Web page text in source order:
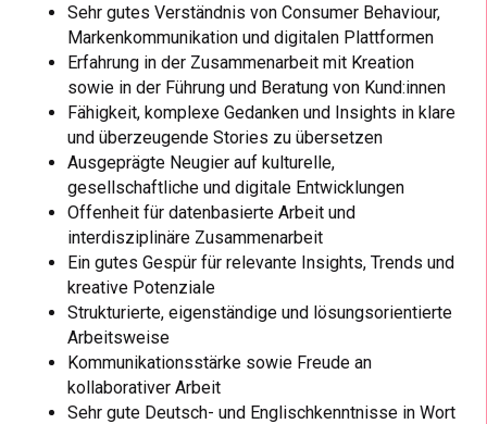
Sehr gutes Verständnis von Consumer Behaviour,
Markenkommunikation und digitalen Plattformen
Erfahrung in der Zusammenarbeit mit Kreation
sowie in der Führung und Beratung von Kund:innen
Fähigkeit, komplexe Gedanken und Insights in klare
und überzeugende Stories zu übersetzen
Ausgeprägte Neugier auf kulturelle,
gesellschaftliche und digitale Entwicklungen
Offenheit für datenbasierte Arbeit und
interdisziplinäre Zusammenarbeit
Ein gutes Gespür für relevante Insights, Trends und
kreative Potenziale
Strukturierte, eigenständige und lösungsorientierte
Arbeitsweise
Kommunikationsstärke sowie Freude an
kollaborativer Arbeit
Sehr gute Deutsch- und Englischkenntnisse in Wort